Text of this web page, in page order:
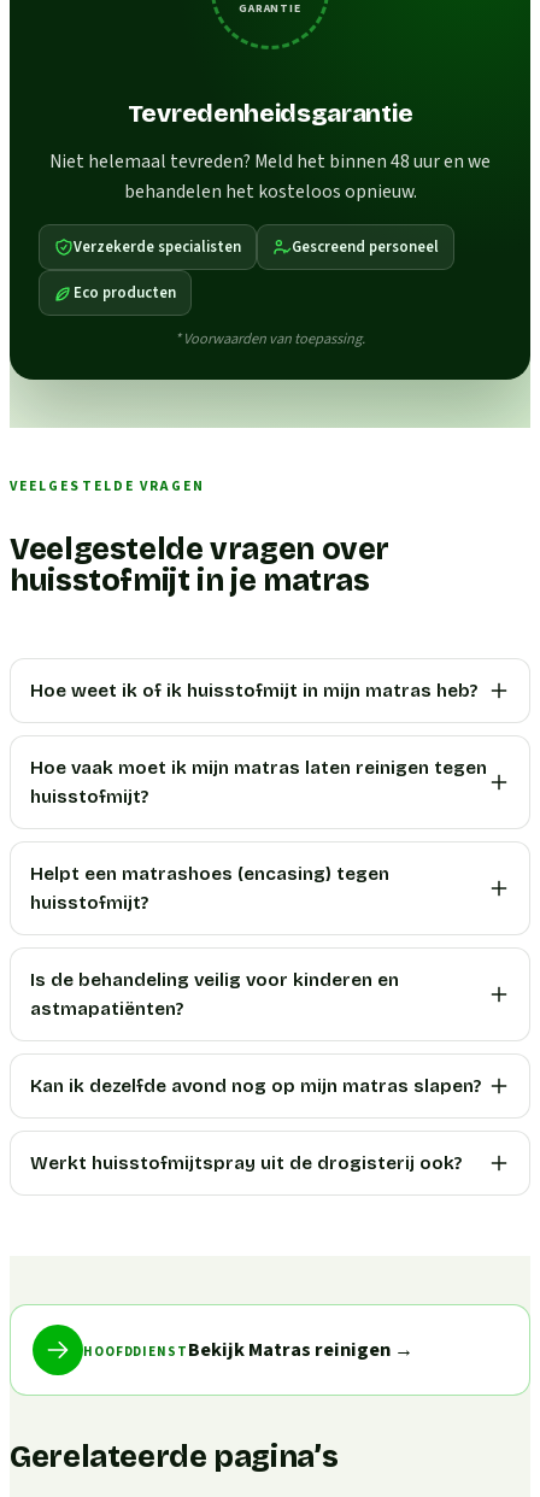
GARANTIE
Tevredenheidsgarantie
Niet helemaal tevreden? Meld het binnen 48 uur en we
behandelen het kosteloos opnieuw.
Verzekerde specialisten Gescreend personeel
Eco producten
* Voorwaarden van toepassing.
VEELGESTELDE VRAGEN
Veelgestelde vragen over
huisstofmijt in je matras
Hoe weet ik of ik huisstofmijt in mijn matras heb?
Hoe vaak moet ik mijn matras laten reinigen tegen
huisstofmijt?
Helpt een matrashoes (encasing) tegen
huisstofmijt?
Is de behandeling veilig voor kinderen en
astmapatiënten?
Kan ik dezelfde avond nog op mijn matras slapen?
Werkt huisstofmijtspray uit de drogisterij ook?
HOOFDDIENST Bekijk Matras reinigen→
Gerelateerde pagina’s